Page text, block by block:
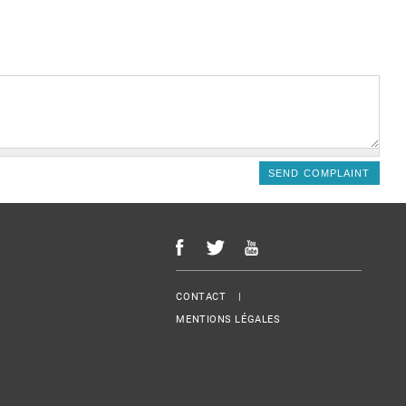
Menu Footer
CONTACT
MENTIONS LÉGALES